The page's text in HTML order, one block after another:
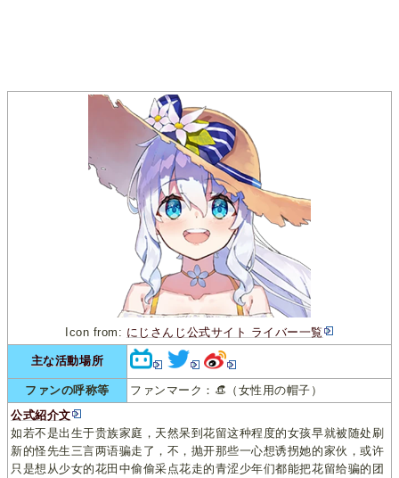
Icon from: にじさんじ公式サイト ライバー一覧
主な活動場所
ファンの呼称等
ファンマーク：👒（女性用の帽子）
公式紹介文
如若不是出生于贵族家庭，天然呆到花留这种程度的女孩早就被随处刷
新的怪先生三言两语骗走了，不，抛开那些一心想诱拐她的家伙，或许
只是想从少女的花田中偷偷采点花走的青涩少年们都能把花留给骗的团